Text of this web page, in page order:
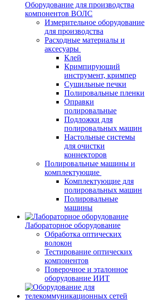
Оборудование для производства
компонентов ВОЛС
Измерительное оборудование
для производства
Расходные материалы и
аксесуары
Клей
Кримпирующий
инструмент, кримпер
Сушильные печки
Полировальные пленки
Оправки
полировальные
Подложки для
полировальных машин
Настольные системы
для очистки
коннекторов
Полировальные машины и
комплектующие
Комплектующие для
полировальных машин
Полировальные
машины
Лабораторное оборудование
Обработка оптических
волокон
Тестирование оптических
компонентов
Поверочное и эталонное
оборудование ИИТ